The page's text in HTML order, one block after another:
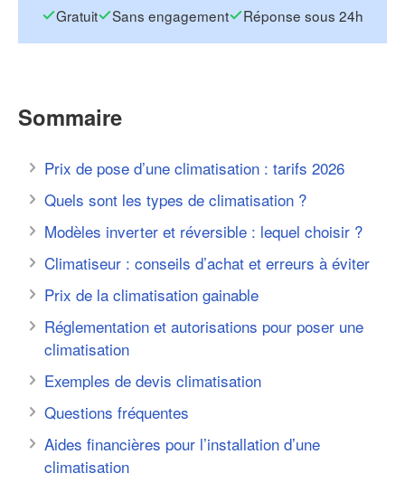
Gratuit Sans engagement Réponse sous 24h
Sommaire
Prix de pose d’une climatisation : tarifs 2026
Quels sont les types de climatisation ?
Modèles inverter et réversible : lequel choisir ?
Climatiseur : conseils d’achat et erreurs à éviter
Prix de la climatisation gainable
Réglementation et autorisations pour poser une
climatisation
Exemples de devis climatisation
Questions fréquentes
Aides financières pour l’installation d’une
climatisation